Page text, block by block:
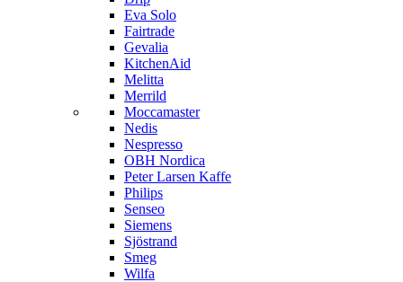
Eva Solo
Fairtrade
Gevalia
KitchenAid
Melitta
Merrild
Moccamaster
Nedis
Nespresso
OBH Nordica
Peter Larsen Kaffe
Philips
Senseo
Siemens
Sjöstrand
Smeg
Wilfa